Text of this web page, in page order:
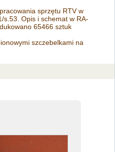
sprzętu RTV w
s.53. Opis i schemat w RA-
65466 sztuk
szczebelkami na